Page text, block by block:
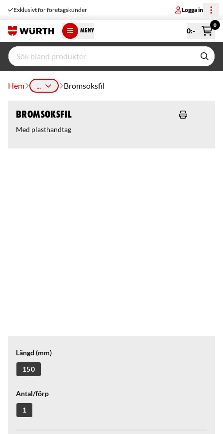
Exklusivt för företagskunder Logga in
MENY 0:-
0
Hem ... Bromsoksfil
Bromsoksfil
Med plasthandtag
Längd (mm)
150
Antal/förp
1